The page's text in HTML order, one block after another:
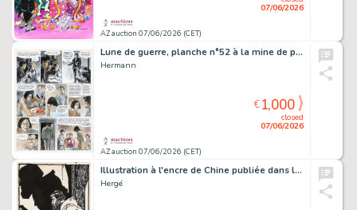
AZ auction 07/06/2026 (CET)
07/06/2026
Lune de guerre, planche n°52 à la mine de plomb…
Hermann
AZ auction 07/06/2026 (CET)
closed
07/06/2026
€1,000
Illustration à l'encre de Chine publiée dans le…
Hergé